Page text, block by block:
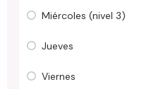
Miércoles (nivel 3)
Jueves
Viernes